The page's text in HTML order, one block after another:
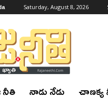
Saturday, August 8, 2026
నాడు నేడు చాణక్య